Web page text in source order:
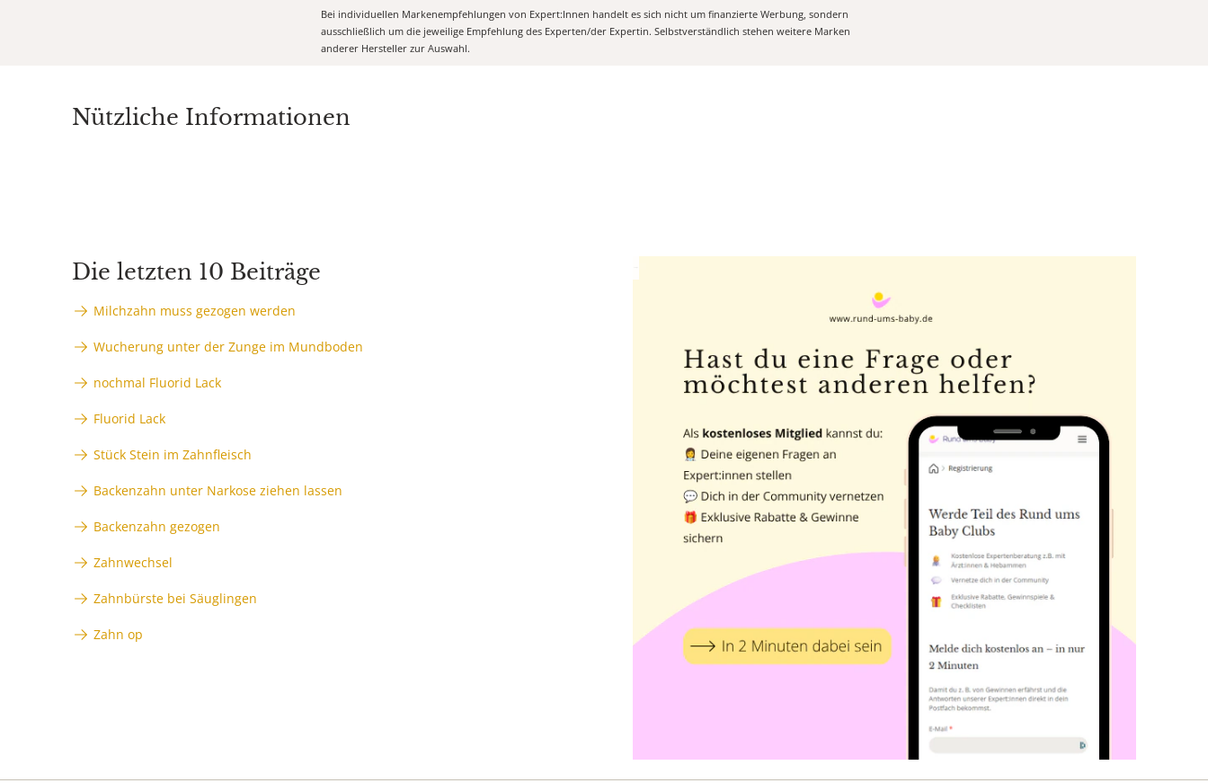
Bei individuellen Markenempfehlungen von Expert:Innen handelt es sich nicht um finanzierte Werbung, sondern
ausschließlich um die jeweilige Empfehlung des Experten/der Expertin. Selbstverständlich stehen weitere Marken
anderer Hersteller zur Auswahl.
Nützliche Informationen
Die letzten 10 Beiträge
Milchzahn muss gezogen werden
Wucherung unter der Zunge im Mundboden
nochmal Fluorid Lack
Fluorid Lack
Stück Stein im Zahnfleisch
Backenzahn unter Narkose ziehen lassen
Backenzahn gezogen
Zahnwechsel
Zahnbürste bei Säuglingen
Zahn op